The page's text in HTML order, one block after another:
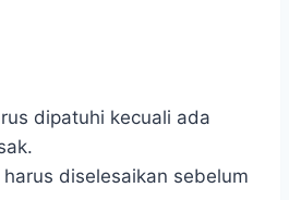
dipatuhi kecuali ada
diselesaikan sebelum